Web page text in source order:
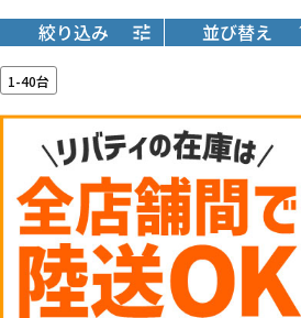
絞り込み 並び替え
1-40台